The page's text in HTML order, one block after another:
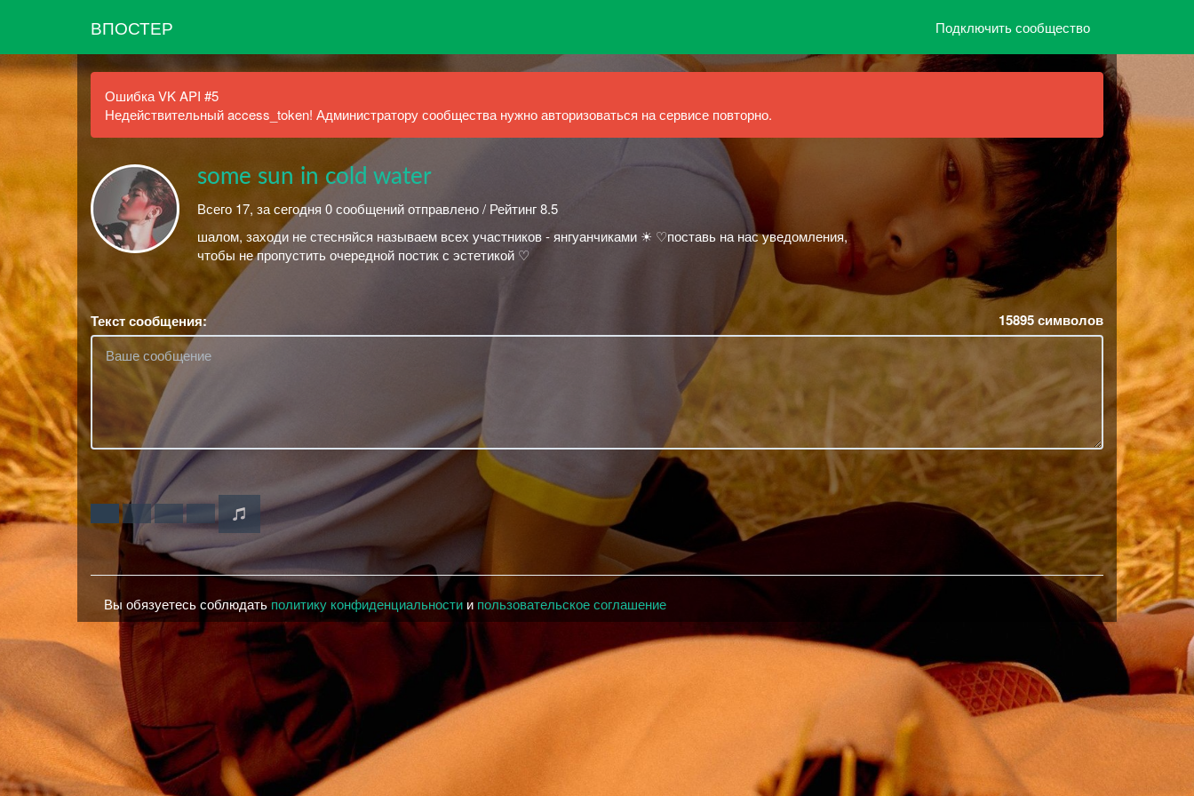
ВПОСТЕР Подключить сообщество
Ошибка VK API #5
Недействительный access_token! Администратору сообщества нужно авторизоваться на сервисе повторно.
some sun in cold water
Всего 17, за сегодня 0 сообщений отправлено / Рейтинг 8.5
шалом, заходи не стесняйся называем всех участников - янгуанчиками ☀︎ ♡поставь на нас уведомления,
чтобы не пропустить очередной постик с эстетикой ♡
Текст сообщения: 15895символов
Вы обязуетесь соблюдатьполитику конфиденциальности и пользовательское соглашение